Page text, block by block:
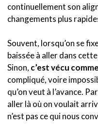
continuellement son
changements plus
Souvent, lorsqu’on se
baissée à aller dans
Sinon, c’est vécu
compliqué, voire
qu’on veut à l’avance.
aller là où on voulait
n’est pas ce qui nous